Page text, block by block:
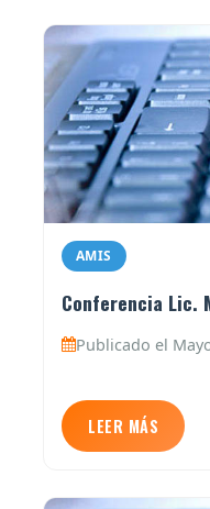
AMIS
Conferencia Lic.
Publicado el
LEER MÁS